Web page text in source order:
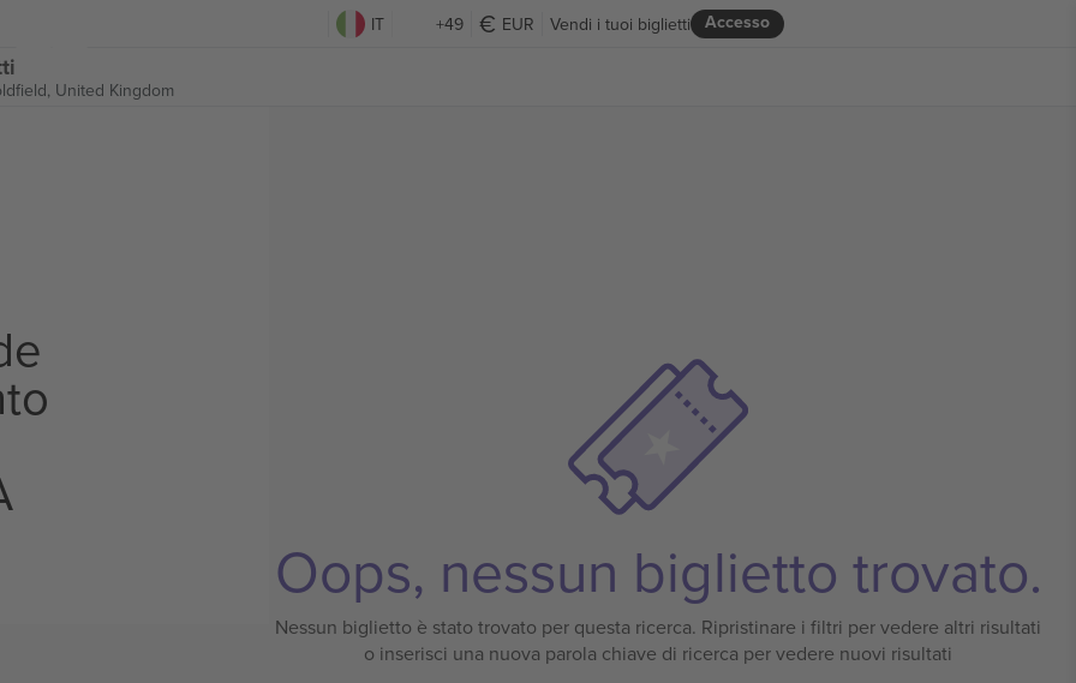
IT +49 EUR Accesso
Vendi i tuoi biglietti
United Kingdom
Oops, nessun biglietto trovato.
Nessun biglietto è stato trovato per questa ricerca. Ripristinare i filtri per vedere altri risultati
o inserisci una nuova parola chiave di ricerca per vedere nuovi risultati